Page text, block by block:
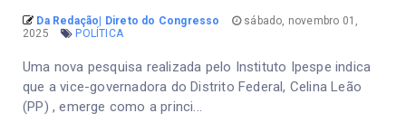
Da Redação| Direto do Congresso
sábado, novembro 01,
2025
POLÍTICA
Uma nova pesquisa realizada pelo Instituto Ipespe indica
que a vice-governadora do Distrito Federal, Celina Leão
(PP) , emerge como a princi...